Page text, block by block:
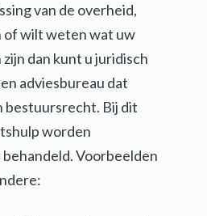
van de overheid,
of wilt weten wat uw
dan kunt u juridisch
adviesbureau dat
bestuursrecht. Bij dit
worden
Voorbeelden